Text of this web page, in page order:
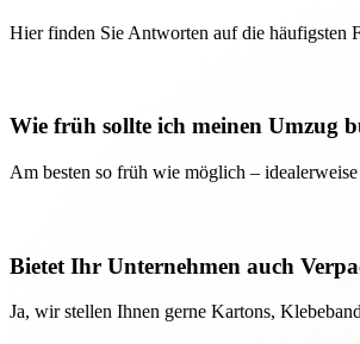
Hier finden Sie Antworten auf die häufigsten
Wie früh sollte ich meinen Umzug
Am besten so früh wie möglich –
Bietet Ihr Unternehmen auch
Ja, wir stellen Ihnen gerne Kartons,